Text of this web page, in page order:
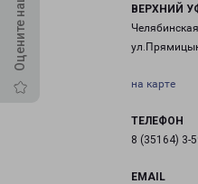
ВЕРХНИЙ
на карте
ТЕЛЕФОН
8 (35164) 3-
EMAIL